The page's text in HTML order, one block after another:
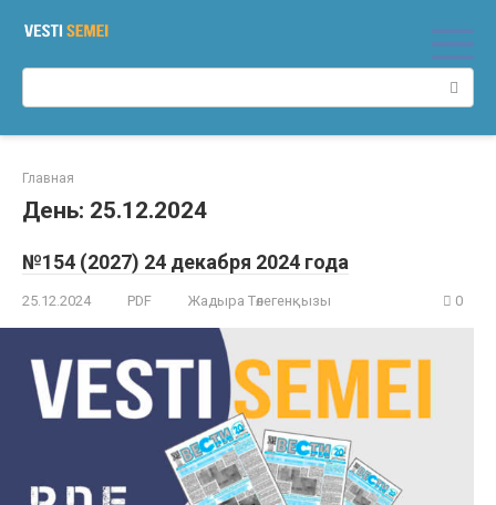
Главная
День: 25.12.2024
№154 (2027) 24 декабря 2024 года
25.12.2024 PDF Жадыра Төлегенқызы 0